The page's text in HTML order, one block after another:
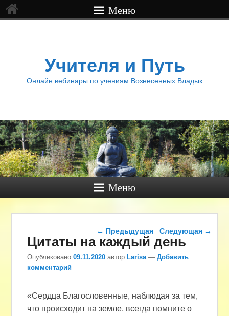
Меню
Учителя и Путь
Онлайн вебинары по учениям Вознесенных Владык
Меню
Навигация по записям
← Предыдущая Следующая →
Цитаты на каждый день
Опубликовано09.11.2020 авторLarisa —Добавить
комментарий
«Сердца Благословенные, наблюдая за тем,
что происходит на земле, всегда помните о